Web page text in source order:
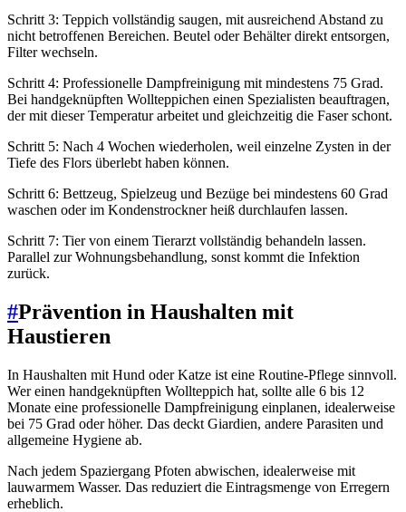
Schritt 3: Teppich vollständig saugen, mit ausreichend Abstand zu
nicht betroffenen Bereichen. Beutel oder Behälter direkt entsorgen,
Filter wechseln.
Schritt 4: Professionelle Dampfreinigung mit mindestens 75 Grad.
Bei handgeknüpften Wollteppichen einen Spezialisten beauftragen,
der mit dieser Temperatur arbeitet und gleichzeitig die Faser schont.
Schritt 5: Nach 4 Wochen wiederholen, weil einzelne Zysten in der
Tiefe des Flors überlebt haben können.
Schritt 6: Bettzeug, Spielzeug und Bezüge bei mindestens 60 Grad
waschen oder im Kondenstrockner heiß durchlaufen lassen.
Schritt 7: Tier von einem Tierarzt vollständig behandeln lassen.
Parallel zur Wohnungsbehandlung, sonst kommt die Infektion
zurück.
#Prävention in Haushalten mit
Haustieren
In Haushalten mit Hund oder Katze ist eine Routine-Pflege sinnvoll.
Wer einen handgeknüpften Wollteppich hat, sollte alle 6 bis 12
Monate eine professionelle Dampfreinigung einplanen, idealerweise
bei 75 Grad oder höher. Das deckt Giardien, andere Parasiten und
allgemeine Hygiene ab.
Nach jedem Spaziergang Pfoten abwischen, idealerweise mit
lauwarmem Wasser. Das reduziert die Eintragsmenge von Erregern
erheblich.